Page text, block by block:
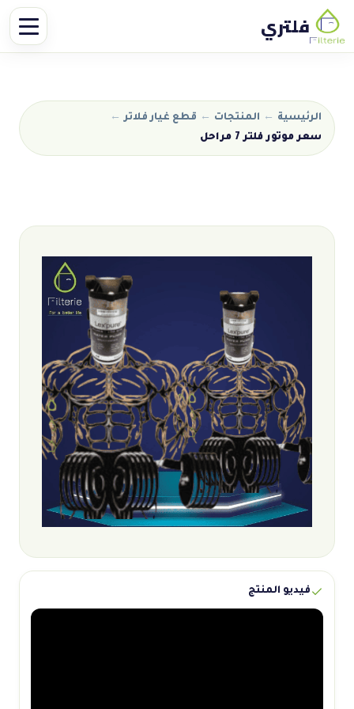
فلتري
الرئيسية ← المنتجات ← قطع غيار فلاتر ←
سعر موتور فلتر 7 مراحل
فيديو المنتج